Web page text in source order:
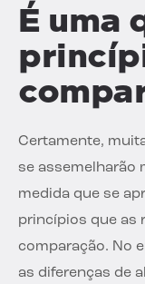
É uma
Certamente,
se assemelharão
medida que se
princípios que as
comparação. No
as diferenças de